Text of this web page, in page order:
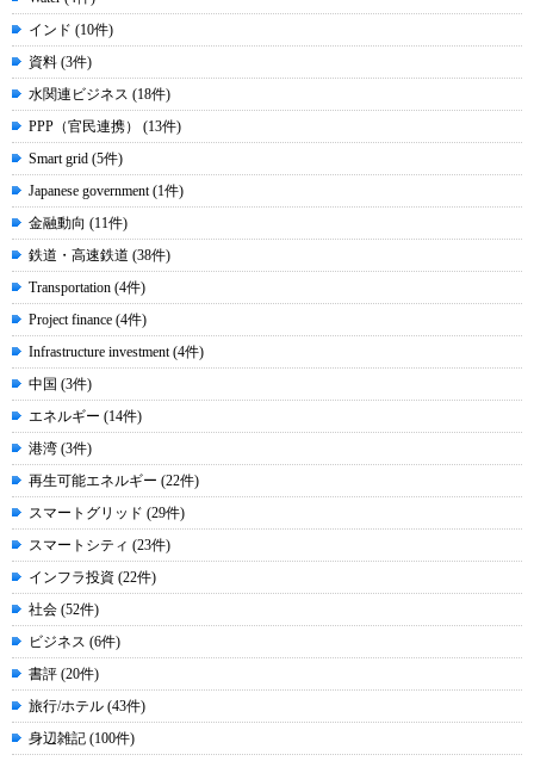
インド (10件)
資料 (3件)
水関連ビジネス (18件)
PPP（官民連携） (13件)
Smart grid (5件)
Japanese government (1件)
金融動向 (11件)
鉄道・高速鉄道 (38件)
Transportation (4件)
Project finance (4件)
Infrastructure investment (4件)
中国 (3件)
エネルギー (14件)
港湾 (3件)
再生可能エネルギー (22件)
スマートグリッド (29件)
スマートシティ (23件)
インフラ投資 (22件)
社会 (52件)
ビジネス (6件)
書評 (20件)
旅行/ホテル (43件)
身辺雑記 (100件)